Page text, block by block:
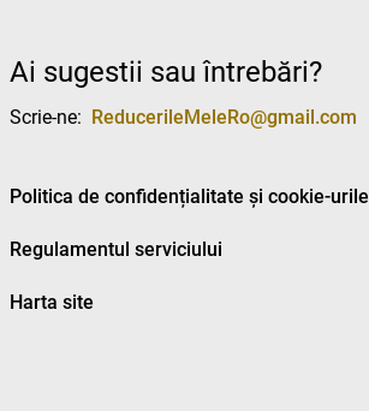
Ai sugestii sau întrebări?
Scrie-ne: ReducerileMeleRo@gmail.com
Politica de confidențialitate și cookie-urile
Regulamentul serviciului
Harta site